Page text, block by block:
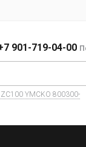
901-719-04-00
YMCKO 800300-